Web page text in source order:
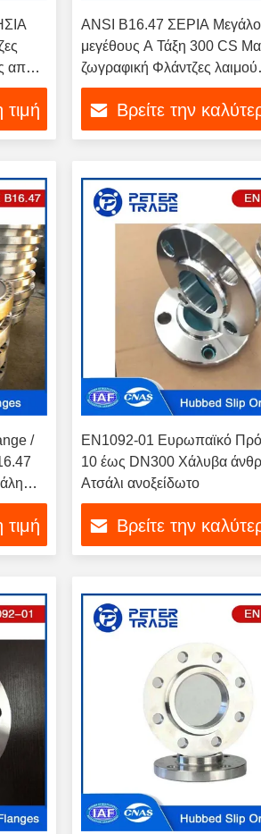
από
τιμή
ANSI B16.47 ΣΕΡΙΑ
μεγέθους Α Τάξη 300 CS
ζωγραφική Φλάντζες λαιμού
συγκόλλησης και τυφλές
τη βιομηχανία πετρελαίου
φυσικού αερίου
Βρείτε την
/
τιμή
EN1092-01 Ευρωπαϊκό
10 έως DN300 Χάλυβα
Ατσάλι ανοξείδωτο
Βρείτε την